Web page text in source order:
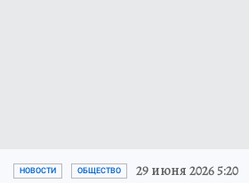
НОВОСТИ ОБЩЕСТВО 29 июня 2026 5:20